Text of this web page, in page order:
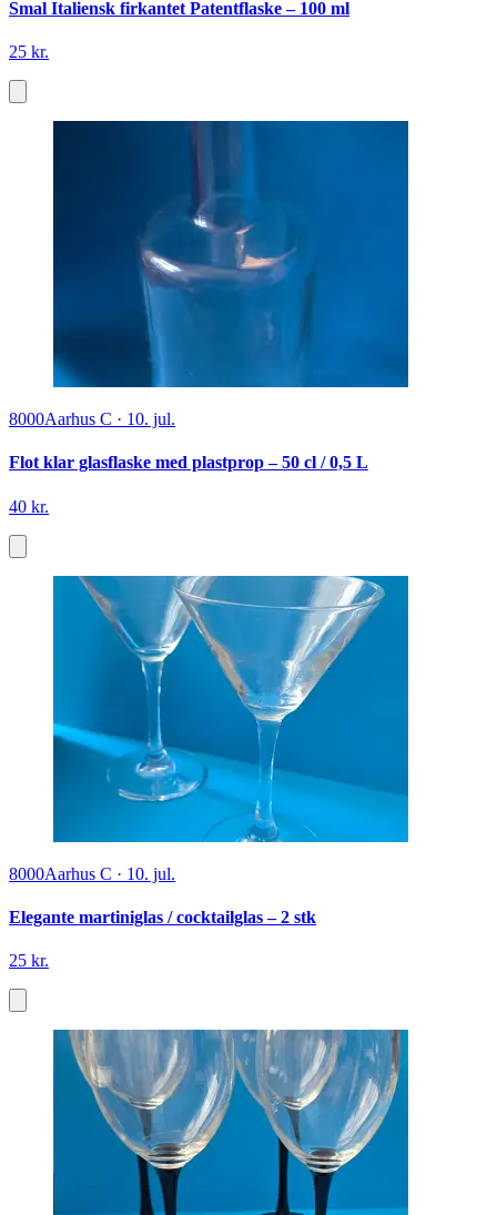
Smal Italiensk firkantet Patentflaske – 100 ml
25 kr.
8000Aarhus C · 10. jul.
Flot klar glasflaske med plastprop – 50 cl / 0,5 L
40 kr.
8000Aarhus C · 10. jul.
Elegante martiniglas / cocktailglas – 2 stk
25 kr.